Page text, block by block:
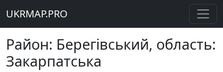
UKRMAP.PRO
Район: Берегівський, область:
Закарпатська